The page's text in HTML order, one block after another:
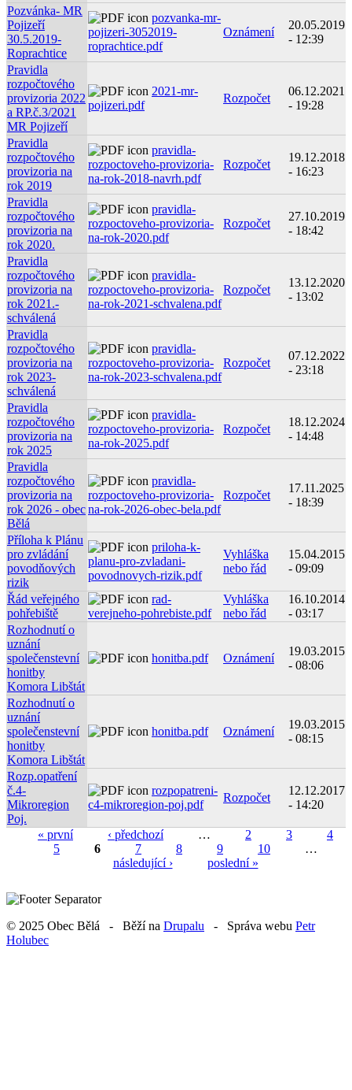
Pozvánka- MR
Pojizeří
30.5.2019-
Roprachtice
pozvanka-mr-
pojizeri-3052019-
roprachtice.pdf
Oznámení
20.05.2019
- 12:39
Pravidla
rozpočtového
provizoria 2022
a RP.č.3/2021
MR Pojizeří
2021-mr-
pojizeri.pdf
Rozpočet
06.12.2021
- 19:28
Pravidla
rozpočtového
provizoria na
rok 2019
pravidla-
rozpoctoveho-provizoria-
na-rok-2018-navrh.pdf
Rozpočet
19.12.2018
- 16:23
Pravidla
rozpočtového
provizoria na
rok 2020.
pravidla-
rozpoctoveho-provizoria-
na-rok-2020.pdf
Rozpočet
27.10.2019
- 18:42
Pravidla
rozpočtového
provizoria na
rok 2021.-
schválená
pravidla-
rozpoctoveho-provizoria-
na-rok-2021-schvalena.pdf
Rozpočet
13.12.2020
- 13:02
Pravidla
rozpočtového
provizoria na
rok 2023-
schválená
pravidla-
rozpoctoveho-provizoria-
na-rok-2023-schvalena.pdf
Rozpočet
07.12.2022
- 23:18
Pravidla
rozpočtového
provizoria na
rok 2025
pravidla-
rozpoctoveho-provizoria-
na-rok-2025.pdf
Rozpočet
18.12.2024
- 14:48
Pravidla
rozpočtového
provizoria na
rok 2026 - obec
Bělá
pravidla-
rozpoctoveho-provizoria-
na-rok-2026-obec-bela.pdf
Rozpočet
17.11.2025
- 18:39
Příloha k Plánu
pro zvládání
povodňových
rizik
priloha-k-
planu-pro-zvladani-
povodnovych-rizik.pdf
Vyhláška
nebo řád
15.04.2015
- 09:09
Řád veřejného
pohřebiště
rad-
verejneho-pohrebiste.pdf
Vyhláška
nebo řád
16.10.2014
- 03:17
Rozhodnutí o
uznání
společenstevní
honitby
Komora Libštát
honitba.pdf Oznámení
19.03.2015
- 08:06
Rozhodnutí o
uznání
společenstevní
honitby
Komora Libštát
honitba.pdf Oznámení
19.03.2015
- 08:15
Rozp.opatření
č.4-
Mikroregion
Poj.
rozpopatreni-
c4-mikroregion-poj.pdf
Rozpočet
12.12.2017
- 14:20
Strony
« první ‹ předchozí … 2 3
4
5
6 7 8 9 10
…
následující ›
poslední »
© 2025 Obec Bělá - Běží na Drupalu - Správa webu Petr
Holubec